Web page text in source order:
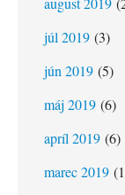
júl 2019 (3)
jún 2019 (5)
máj 2019 (6)
apríl 2019 (6)
marec 2019